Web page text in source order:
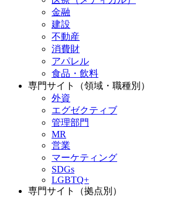
金融
建設
不動産
消費財
アパレル
食品・飲料
専門サイト（領域・職種別）
外資
エグゼクティブ
管理部門
MR
営業
マーケティング
SDGs
LGBTQ+
専門サイト（拠点別）